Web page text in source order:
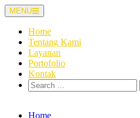
Skip
to
content
MENU
Home
Tentang Kami
Layanan
Portofolio
Kontak
Search
for:
Home